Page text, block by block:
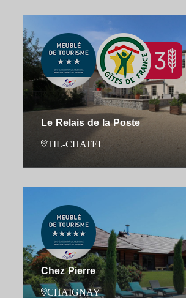
Le Relais de la Poste
TIL-CHATEL
Chez Pierre
CHAIGNAY